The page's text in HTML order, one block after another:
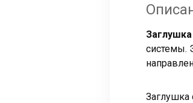
системы.
Заглушка